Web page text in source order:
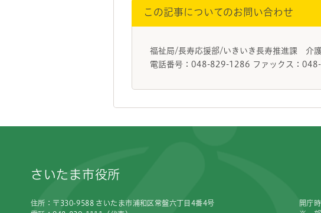
この記事についてのお問い合わせ
福祉局/長寿応援部/いきいき長寿推進課 介
電話番号：048-829-1286 ファックス：
さいたま市役所
住所：〒330-9588 さいたま市浦和区常盤六丁目4番4号
開庁